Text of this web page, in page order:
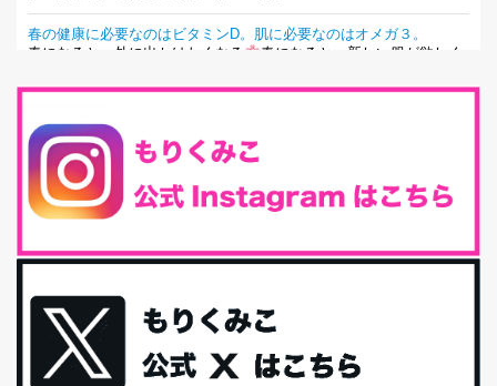
春の健康に必要なのはビタミンD。肌に必要なのはオメガ３。
春になると、外に出かけたくなる
春になると、新しい服が欲しく
最近、グラノーラ迷子になっていた私です。が、と〜〜〜っても美
味しくて栄養たっぷりのグラノーラを発...
腸活は「食事」だけだと思っていませんか？私の腸活完全版！
腸内環境を整えることは、健康維持の中でいっちばん大事！だと私
最近お風呂上がりの炭酸水をシリカシリカにしているんだけど確か
に髪と爪が丈夫になった気がする。炭酸...
体に優しい、私のふるさと納税５選。
今回は、最近毎回定期的に購入している「楽天ふるさと納税」の返